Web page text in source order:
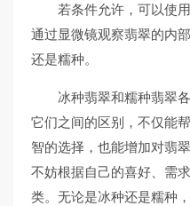
若条件允许，可以使
通过显微镜观察翡翠的内
还是糯种。
冰种翡翠和糯种翡翠
它们之间的区别，不仅能
智的选择，也能增加对翡
不妨根据自己的喜好、需
类。无论是冰种还是糯种